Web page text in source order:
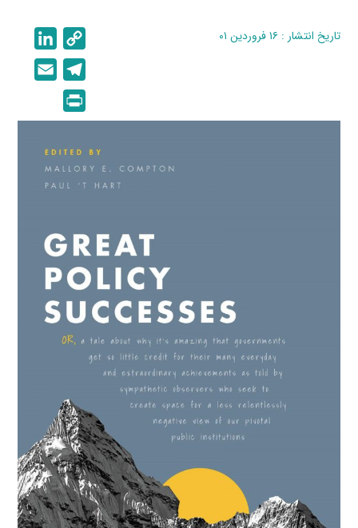
تاریخ انتشار : ۱۶ فروردین ۰۱
o
p
y
L
i
n
k
i
n
e
e
l
g
r
r
i
n
t